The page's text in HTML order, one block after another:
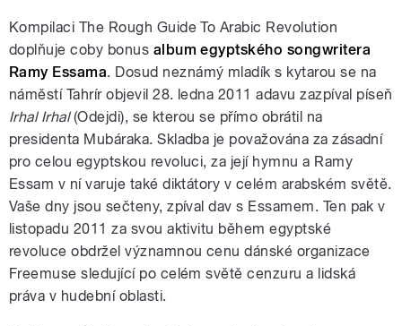
Kompilaci The Rough Guide To Arabic Revolution
doplňuje coby bonus album egyptského songwritera
Ramy Essama. Dosud neznámý mladík s kytarou se na
náměstí Tahrír objevil 28. ledna 2011 adavu zazpíval píseň
Irhal Irhal(Odejdi), se kterou se přímo obrátil na
presidenta Mubáraka. Skladba je považována za zásadní
pro celou egyptskou revoluci, za její hymnu a Ramy
Essam v ní varuje také diktátory v celém arabském světě.
Vaše dny jsou sečteny, zpíval dav s Essamem. Ten pak v
listopadu 2011 za svou aktivitu během egyptské
revoluce obdržel významnou cenu dánské organizace
Freemuse sledující po celém světě cenzuru a lidská
práva v hudební oblasti.